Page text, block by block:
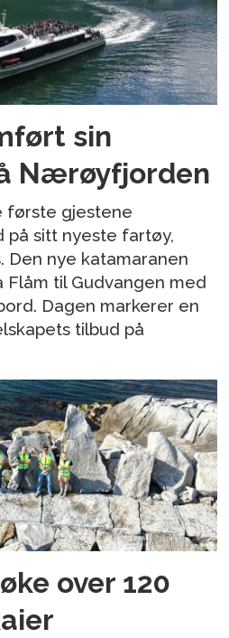
sin
Nærøyfjorden
første gjestene
på sitt nyeste fartøy,
Den nye katamaranen
til Gudvangen med
Dagen markerer en
tilbud på
over 120